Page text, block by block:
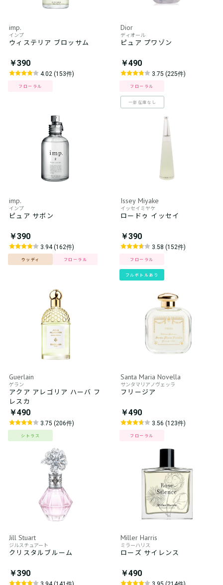
imp.
インプ
ウィステリア ブロッサム
￥390
4.02 (153件)
フローラル
Dior
ディオール
ピュア プワゾン
￥490
3.75 (225件)
フローラル
一部在庫なし
imp.
インプ
ピュア サボン
￥390
3.94 (162件)
ウッディ フローラル
Issey Miyake
イッセイミヤケ
ロードゥ イッセイ
￥390
3.58 (152件)
フローラル
フルボトルあり
Guerlain
ゲラン
アクア アレゴリア ハーバ フ
レスカ
￥490
3.75 (206件)
シトラス
Santa Maria Novella
サンタマリアノヴェッラ
フリージア
￥490
3.56 (123件)
フローラル
Jill Stuart
ジルスチュアート
クリスタルブルーム
￥390
Miller Harris
ミラーハリス
ローズ サイレンス
￥490